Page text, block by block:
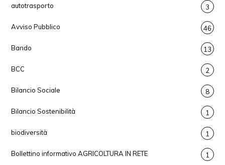
autotrasporto 3
Avviso Pubblico 46
Bando 13
BCC 2
Bilancio Sociale 8
Bilancio Sostenibilità 1
biodiversità 1
Bollettino informativo AGRICOLTURA IN RETE 1